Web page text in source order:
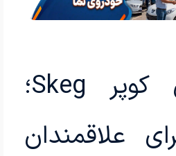
مینی جان کوپر Skeg؛
علاقمندان